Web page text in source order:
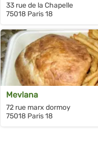
33 rue de la Chapelle
75018 Paris 18
Mevlana
72 rue marx dormoy
75018 Paris 18